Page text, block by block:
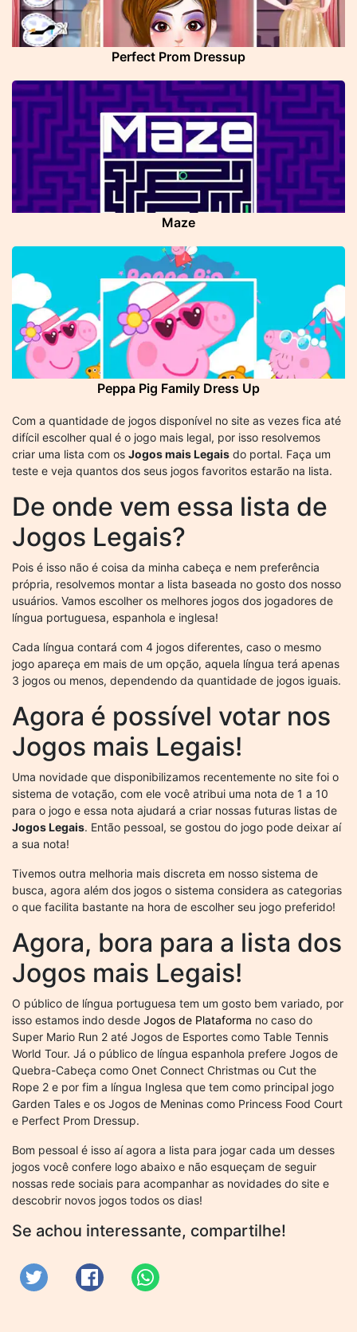
Perfect Prom Dressup
Maze
Peppa Pig Family Dress Up
Com a quantidade de jogos disponível no site as vezes fica até
difícil escolher qual é o jogo mais legal, por isso resolvemos
criar uma lista com os Jogos mais Legais do portal. Faça um
teste e veja quantos dos seus jogos favoritos estarão na lista.
De onde vem essa lista de
Jogos Legais?
Pois é isso não é coisa da minha cabeça e nem preferência
própria, resolvemos montar a lista baseada no gosto dos nosso
usuários. Vamos escolher os melhores jogos dos jogadores de
língua portuguesa, espanhola e inglesa!
Cada língua contará com 4 jogos diferentes, caso o mesmo
jogo apareça em mais de um opção, aquela língua terá apenas
3 jogos ou menos, dependendo da quantidade de jogos iguais.
Agora é possível votar nos
Jogos mais Legais!
Uma novidade que disponibilizamos recentemente no site foi o
sistema de votação, com ele você atribui uma nota de 1 a 10
para o jogo e essa nota ajudará a criar nossas futuras listas de
Jogos Legais. Então pessoal, se gostou do jogo pode deixar aí
a sua nota!
Tivemos outra melhoria mais discreta em nosso sistema de
busca, agora além dos jogos o sistema considera as categorias
o que facilita bastante na hora de escolher seu jogo preferido!
Agora, bora para a lista dos
Jogos mais Legais!
O público de língua portuguesa tem um gosto bem variado, por
isso estamos indo desde Jogos de Plataforma no caso do
Super Mario Run 2 até Jogos de Esportes como Table Tennis
World Tour. Já o público de língua espanhola prefere Jogos de
Quebra-Cabeça como Onet Connect Christmas ou Cut the
Rope 2 e por fim a língua Inglesa que tem como principal jogo
Garden Tales e os Jogos de Meninas como Princess Food Court
e Perfect Prom Dressup.
Bom pessoal é isso aí agora a lista para jogar cada um desses
jogos você confere logo abaixo e não esqueçam de seguir
nossas rede sociais para acompanhar as novidades do site e
descobrir novos jogos todos os dias!
Se achou interessante, compartilhe!